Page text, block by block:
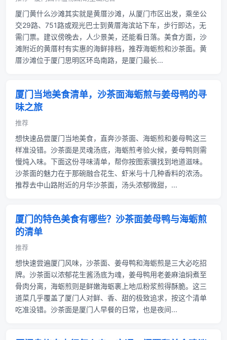
厦门黄什么沙滩其实就是黄厝沙滩，从厦门市区出发，乘坐公
交29路、751路或观光巴士到黄厝海滨站下车，步行即达，无
需门票。建议傍晚去，人少景美，还能看日落。美食方面，沙
滩附近的黄厝村有实惠的海鲜排档，推荐海蛎煎和沙茶面。黄
厝沙滩位于厦门思明区环岛南路，是厦门最长...
厦门当地美食清单，沙茶面海蛎煎与姜母鸭的寻
味之旅
推荐
想快速品尝厦门当地美食，直奔沙茶面、海蛎煎和姜母鸭这三
样准没错。沙茶面是灵魂汤底，海蛎煎考验火候，姜母鸭则需
慢炖入味。下面这份寻味清单，帮你按图索骥找到地道滋味。
沙茶面的魅力在于那碗融合花生、虾米与十几种香料的浓汤。
推荐去中山路附近的月华沙茶面，汤头浓郁微甜，...
厦门的特色美食有哪些？沙茶面姜母鸭与海蛎煎
的清单
推荐
想快速尝遍厦门风味，沙茶面、姜母鸭和海蛎煎是三大必吃招
牌。沙茶面以浓郁花生酱汤底为魂，姜母鸭用老姜麻油焖煮至
骨肉分离，海蛎煎则是鲜嫩海蛎裹上地瓜粉浆煎得酥脆。这三
道菜几乎覆盖了厦门人对鲜、香、甜的极致追求，按这个清单
吃准没错。沙茶面是厦门人早餐的日常，也是夜间...